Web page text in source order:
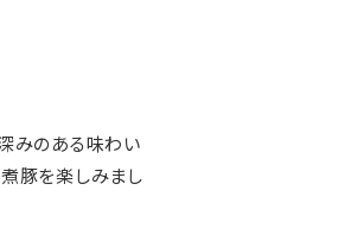
みのある味わい
豚を楽しみまし